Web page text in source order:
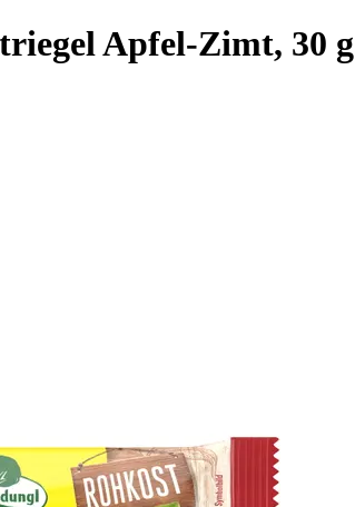
Apfel-Zimt, 30 g